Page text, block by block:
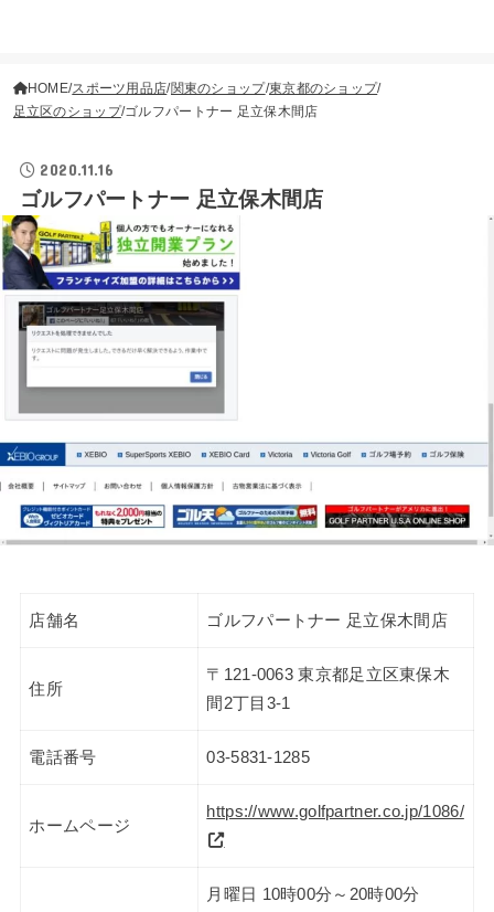
HOME スポーツ用品店 関東のショップ 東京都のショップ
足立区のショップ ゴルフパートナー 足立保木間店
2020.11.16
ゴルフパートナー 足立保木間店
店舗名 ゴルフパートナー 足立保木間店
住所
〒121-0063 東京都足立区東保木
間2丁目3-1
電話番号 03-5831-1285
ホームページ
https://www.golfpartner.co.jp/1086/
月曜日 10時00分～20時00分